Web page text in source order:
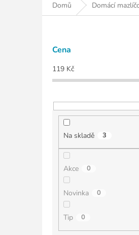
Domů Domácí
P
Cena
119 Kč
Na skladě 3
Akce 0
Novinka 0
Tip 0